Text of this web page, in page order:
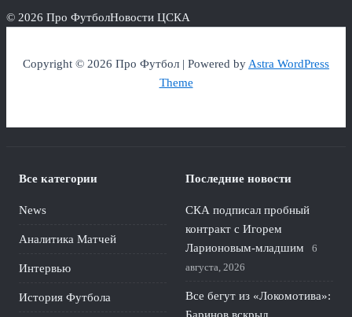
© 2026 Про ФутболНовости ЦСКА
Copyright © 2026 Про Футбол | Powered byAstra WordPress
Theme
Все категории
News
Аналитика Матчей
Интервью
История Футбола
Последние новости
СКА подписал пробный
контракт с Игорем
Ларионовым‑младшим
6
августа, 2026
Все бегут из «Локомотива»: